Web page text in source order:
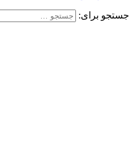
جستجو برای: